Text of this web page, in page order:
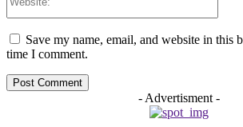
Save my name, email, and website in this
time I comment.
- Advertisment -